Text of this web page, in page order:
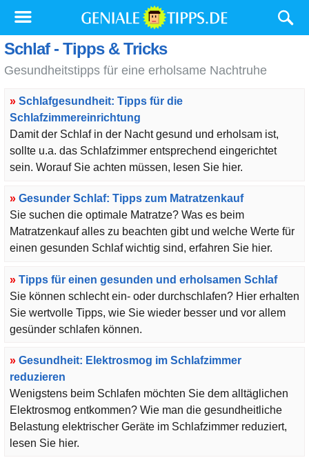
Schlaf - Tipps & Tricks
Gesundheitstipps für eine erholsame Nachtruhe
» Schlafgesundheit: Tipps für die
Schlafzimmereinrichtung
Damit der Schlaf in der Nacht gesund und erholsam ist,
sollte u.a. das Schlafzimmer entsprechend eingerichtet
sein. Worauf Sie achten müssen, lesen Sie hier.
» Gesunder Schlaf: Tipps zum Matratzenkauf
Sie suchen die optimale Matratze? Was es beim
Matratzenkauf alles zu beachten gibt und welche Werte für
einen gesunden Schlaf wichtig sind, erfahren Sie hier.
» Tipps für einen gesunden und erholsamen Schlaf
Sie können schlecht ein- oder durchschlafen? Hier erhalten
Sie wertvolle Tipps, wie Sie wieder besser und vor allem
gesünder schlafen können.
» Gesundheit: Elektrosmog im Schlafzimmer
reduzieren
Wenigstens beim Schlafen möchten Sie dem alltäglichen
Elektrosmog entkommen? Wie man die gesundheitliche
Belastung elektrischer Geräte im Schlafzimmer reduziert,
lesen Sie hier.